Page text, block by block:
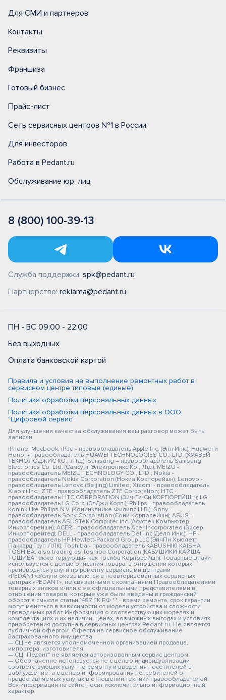
Для СМИ и партнеров
Контакты
Реквизиты
Франшиза
Готовый бизнес
Прайс-лист
Сеть сервисных центров №1 в России
Для инвесторов
Работа в Pedant.ru
Обслуживание юр. лиц
8 (800) 100-39-13
Служба поддержки: spk@pedant.ru
Партнерство: reklama@pedant.ru
ПН - ВС 09:00 - 22:00
Без выходных
Оплата банковской картой
Правила и условия на выполнение ремонтных работ в
сервисном центре типовые (единые)
Политика обработки персональных данных
Политика обработки персональных данных в ООО
"Цифровой сервис"
Для улучшения качества обслуживания ваш разговор может быть
записан
iPhone, Macbook, iPad - правообладатель Apple Inc. (Эпл Инк.); Huawei и
Honor - правообладатель HUAWEI TECHNOLOGIES CO., LTD. (ХУАВЕЙ
ТЕКНОЛОДЖИС КО., ЛТД.); Samsung – правообладатель Samsung
Electronics Co. Ltd. (Самсунг Электроникс Ко., Лтд.); MEIZU -
правообладатель MEIZU TECHNOLOGY CO., LTD.; Nokia -
правообладатель Nokia Corporation (Нокиа Корпорейшн); Lenovo -
правообладатель Lenovo (Beijing) Limited; Xiaomi - правообладатель
Xiaomi Inc.; ZTE - правообладатель ZTE Corporation; HTC -
правообладатель HTC CORPORATION (Эйч-Ти-Си КОРПОРЕЙШН); LG -
правообладатель LG Corp. (ЭлДжи Корп.); Philips - правообладатель
Koninklijke Philips N.V. (Конинклийке Филипс Н.В.); Sony -
правообладатель Sony Corporation (Сони Корпорейшн); ASUS -
правообладатель ASUSTeK Computer Inc. (Асустек Компьютер
Инкорпорейшн); ACER - правообладатель Acer Incorporated (Эйсер
Инкорпорейтед); DELL - правообладатель Dell Inc.(Делл Инк.); HP -
правообладатель HP Hewlett-Packard Group LLC (ЭйчПи Хьюлетт
Паккард Груп ЛЛК); Toshiba - правообладатель KABUSHIKI KAISHA
TOSHIBA, also trading as Toshiba Corporation (КАБУШИКИ КАЙША
ТОШИБА также торгующая как Тосиба Корпорейшн). Товарные знаки
используется с целью описания товара, в отношении которых
производятся услуги по ремонту сервисными центрами
«PEDANT».Услуги оказываются в неавторизованных сервисных
центрах «PEDANT», не связанными с компаниями Правообладателями
товарных знаков и/или с ее официальными представителями в
отношении товаров, которые уже были введены в гражданский
оборот в смысле статьи 1487 ГК РФ ** - время ремонта, срок гарантии
могут меняться в зависимости от модели устройства и сложности
проводимых работ Информация о соответствующих моделях и
комплектациях и их наличии, ценах, возможных выгодах и условиях
приобретения доступна в сервисных центрах Pedant.ru. Не является
публичной офертой. Оферта на сервисное обслуживание
Застрахованного имущества
— СЦ не является уполномоченной организацией продавца,
импортера, изготовителя.
— СЦ "Педант" не является авторизованным сервис центром.
— Обозначение используется не с целью индивидуализации
соответствующих услуг по ремонту и введения посетителей в
заблуждение, а с целью информирования потребителей о
предоставляемых услугах в отношении техники правообладателей.
Вся информация на сайте носит исключительно информационный
характер.